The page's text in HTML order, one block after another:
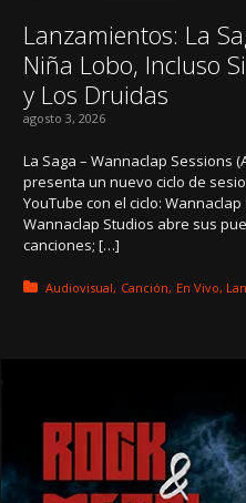
Lanzamientos: La
Niña Lobo, Incluso
y Los Druidas
agosto 3, 2026
La Saga – Wannaclap Sessions
presenta un nuevo ciclo de
YouTube con el ciclo:
Wannaclap Studios abre sus
canciones; […]
Posted in:
Audiovisual Canción En Vivo